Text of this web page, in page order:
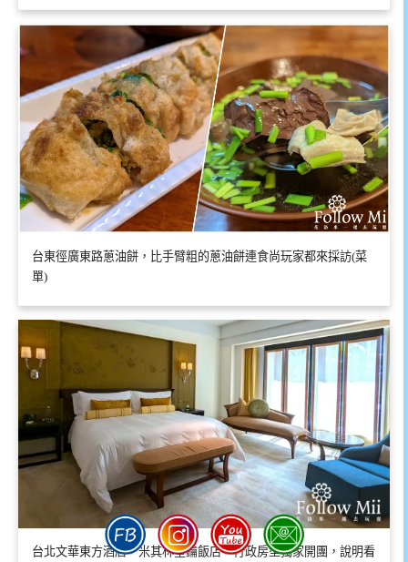
台東徑廣東路蔥油餅，比手臂粗的蔥油餅連食尚玩家都來採訪(菜
單)
台北文華東方酒店，米其林星鑰飯店。行政房型獨家開團，說明看